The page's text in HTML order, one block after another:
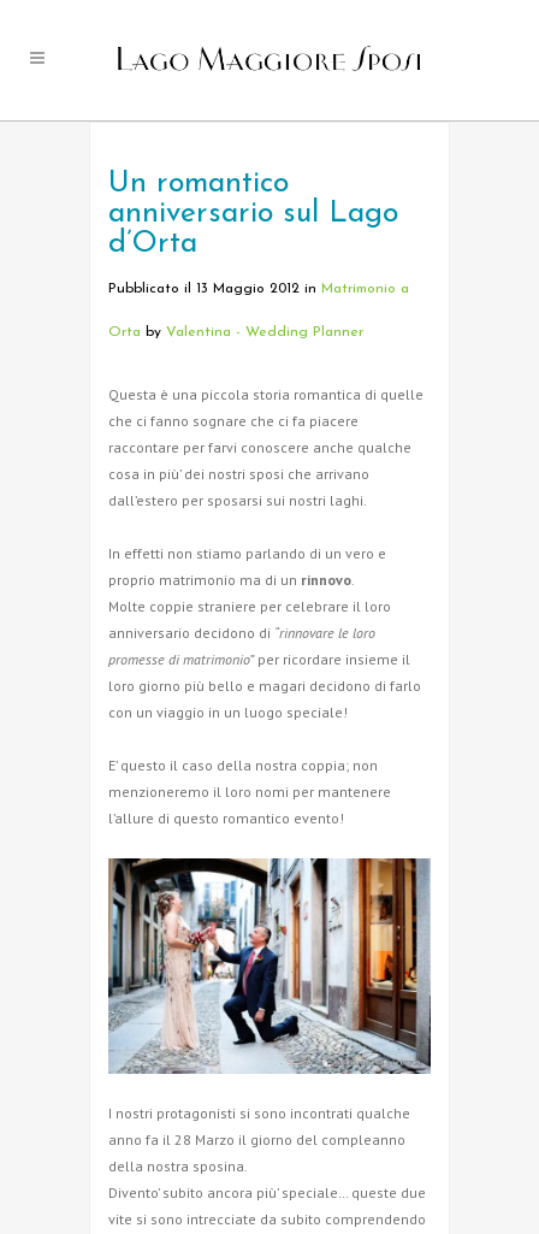
Un romantico
anniversario sul Lago
d’Orta
Pubblicato il 13 Maggio 2012 in Matrimonio a
Orta by Valentina - Wedding Planner
Questa è una piccola storia romantica di quelle
che ci fanno sognare che ci fa piacere
raccontare per farvi conoscere anche qualche
cosa in più’ dei nostri sposi che arrivano
dall’estero per sposarsi sui nostri laghi.
In effetti non stiamo parlando di un vero e
proprio matrimonio ma di un rinnovo.
Molte coppie straniere per celebrare il loro
anniversario decidono di “rinnovare le loro
promesse di matrimonio”per ricordare insieme il
loro giorno più bello e magari decidono di farlo
con un viaggio in un luogo speciale!
E’ questo il caso della nostra coppia; non
menzioneremo il loro nomi per mantenere
l’allure di questo romantico evento!
I nostri protagonisti si sono incontrati qualche
anno fa il 28 Marzo il giorno del compleanno
della nostra sposina.
Divento’ subito ancora più’ speciale… queste due
vite si sono intrecciate da subito comprendendo